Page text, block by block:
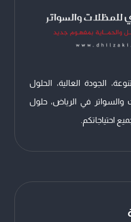
الجودة العالية، الحلول
والسواتر في الرياض، حلول
احتياجاتكم.